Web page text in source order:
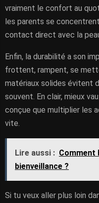
vraiment le confort au
les parents se
contact direct avec la
Enfin, la durabilité a son
frottent, rampent, se
matériaux solides évitent
souvent. En clair, mieux
conçue que multiplier les
vite.
Lire aussi : Comment
bienveillance ?
Si tu veux aller plus loin